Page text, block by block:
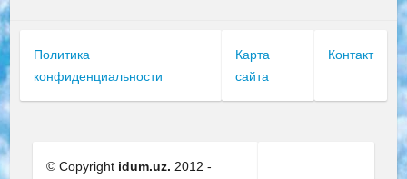
Политика
конфиденциальности
Карта
сайта
Контакт
© Copyright idum.uz. 2012 -